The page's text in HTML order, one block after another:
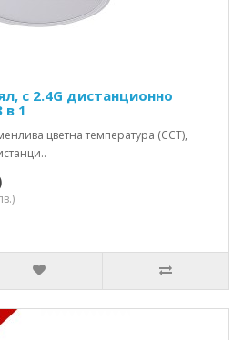
с 2.4G дистанционно
в 1
цветна температура (CCT),